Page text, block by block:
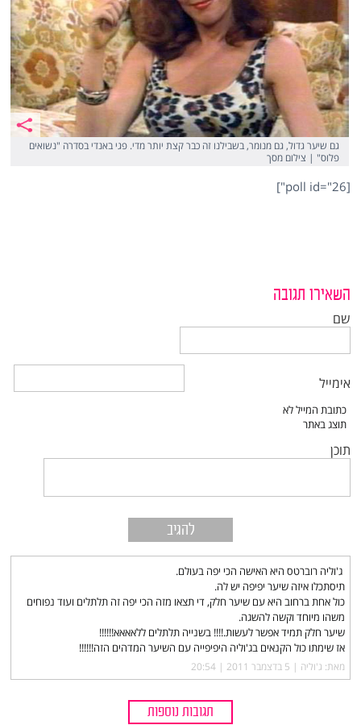
גם שיער גדול, גם מנומר, בשבילנו זה כבר קצת יותר מדי. פגי באנדי בסדרה "נשואים
פלוס" | צילום מסך
[poll id="26"]
השאירו תגובה
שם
אימייל
תוכן
ג'וליה רוברטס היא האישה הכי יפה בעולם.
תיסתכלו איזה שיער יפיפה יש לה.
כול אחת ברחוב היא עם שיער חלק, די תצאו מזה הכי יפה זה תלתלים ועוד נפוחים
משהו מיוחד וקשה להשגה.
שיער חלק תמיד אפשר לעשות.!!!! בשנייה תלתלים ללאאאא!!!!!!
אז שימתו כול הקנאים בג'וליה היפיפייה עם השיער המדהים הזה!!!!!!
מאת: ג'וליה |‏ 5 בדצמבר 2011 | 20:54
תגובות נוספות